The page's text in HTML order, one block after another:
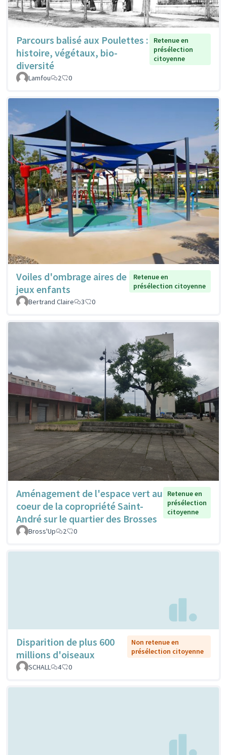
Parcours balisé aux Poulettes :
histoire, végétaux, bio-
diversité
Retenue en
présélection
citoyenne
Lamfou 2 0
Voiles d'ombrage aires de
jeux enfants
Retenue en
présélection citoyenne
Bertrand Claire
3 0
Aménagement de l'espace vert au
coeur de la copropriété Saint-
André sur le quartier des Brosses
Retenue en
présélection
citoyenne
Bross'Up 2 0
Disparition de plus 600
millions d'oiseaux
Non retenue en
présélection citoyenne
SCHALL
4 0